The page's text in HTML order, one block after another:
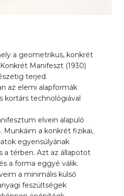
a geometrikus, konkrét
Manifeszt (1930)
terjed.
az elemi alapformák
kortárs technológiával
elvein alapuló
a konkrét fizikai,
egyensúlyának
a térben. Azt az állapotot
a forma eggyé válik.
a minimális külső
feszültségek